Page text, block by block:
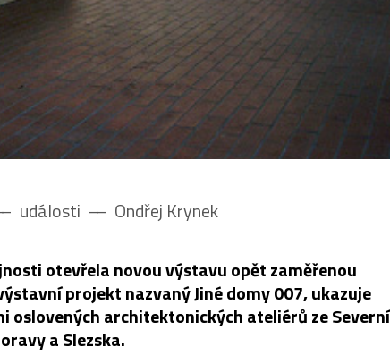
události –– Ondřej Krynek
otevřela novou výstavu opět zaměřenou
projekt nazvaný Jiné domy 007, ukazuje
oslovených architektonických ateliérů ze Severní
a Slezska.